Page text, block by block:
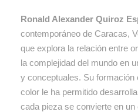
Ronald Alexander Quiroz
contemporáneo de Caracas,
que explora la relación entre
la complejidad del mundo en
y conceptuales. Su
color le ha permitido
cada pieza se convierte en